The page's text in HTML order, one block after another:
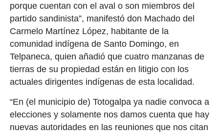
porque cuentan con el aval o son miembros del
partido sandinista”, manifestó don Machado del
Carmelo Martínez López, habitante de la
comunidad indígena de Santo Domingo, en
Telpaneca, quien añadió que cuatro manzanas de
tierras de su propiedad están en litigio con los
actuales dirigentes indígenas de esta localidad.
“En (el municipio de) Totogalpa ya nadie convoca a
elecciones y solamente nos damos cuenta que hay
nuevas autoridades en las reuniones que nos citan